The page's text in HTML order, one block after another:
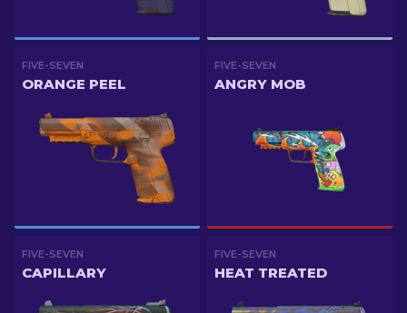
FIVE-SEVEN
ORANGE PEEL
FIVE-SEVEN
ANGRY MOB
FIVE-SEVEN
CAPILLARY
FIVE-SEVEN
HEAT TREATED